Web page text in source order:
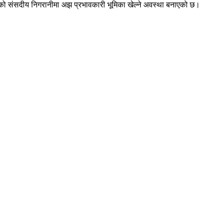
संसदीय निगरानीमा अझ प्रभावकारी भूमिका खेल्ने अवस्था बनाएको छ।